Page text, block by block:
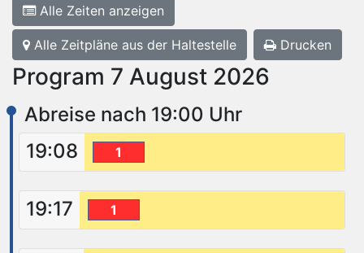
Alle Zeiten anzeigen
Alle Zeitpläne aus der Haltestelle Drucken
Program 7 August 2026
Abreise nach 19:00 Uhr
19:08
1
19:17 1